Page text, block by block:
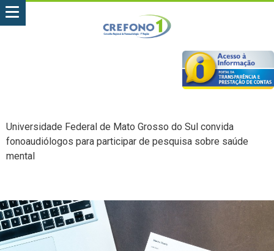
Universidade Federal de Mato Grosso do Sul convida
fonoaudiólogos para participar de pesquisa sobre saúde
mental